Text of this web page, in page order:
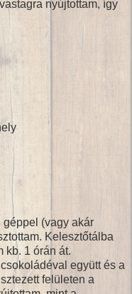
nyújtottam, így
géppel (vagy akár
Kelesztőtálba
kb. 1 órán át.
együtt és a
felületen a